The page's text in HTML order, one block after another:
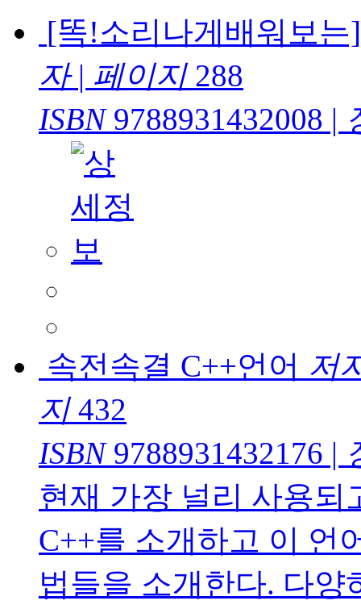
[똑!소리나게배워보
자 | 페이지288
ISBN9788931432008 |
속전속결 C++언어 저
지432
ISBN9788931432176 |
현재 가장 널리 사용되
C++를 소개하고 이 언
법들을 소개한다. 다